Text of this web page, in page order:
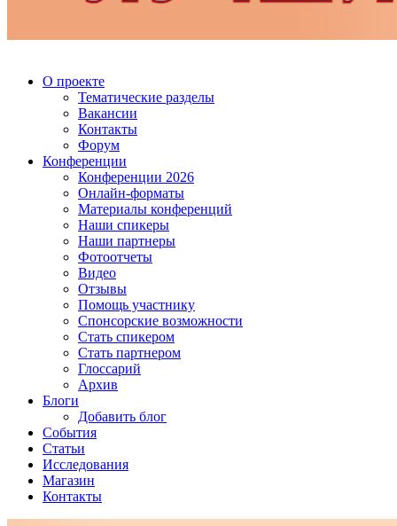
О проекте
Тематические разделы
Вакансии
Контакты
Форум
Конференции
Конференции 2026
Онлайн-форматы
Материалы конференций
Наши спикеры
Наши партнеры
Фотоотчеты
Видео
Отзывы
Помощь участнику
Спонсорские возможности
Стать спикером
Стать партнером
Глоссарий
Архив
Блоги
Добавить блог
События
Статьи
Исследования
Магазин
Контакты